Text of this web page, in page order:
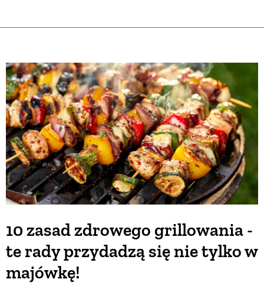
10 zasad zdrowego grillowania -
te rady przydadzą się nie tylko w
majówkę!